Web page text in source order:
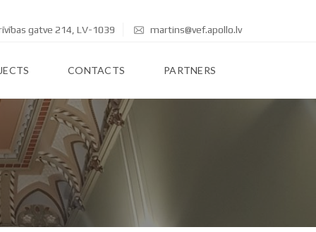
gatve 214, LV-1039 martins@vef.apollo.lv
CONTACTS PARTNERS